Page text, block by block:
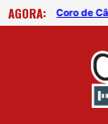
AGORA:
Coro de Câmara de CG realiza evento em prol da reforma do Mosteiro Santa Clara